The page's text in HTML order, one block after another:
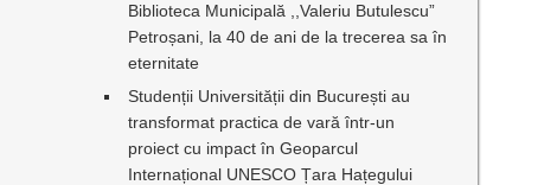
Biblioteca Municipală ,,Valeriu Butulescu”
Petroșani, la 40 de ani de la trecerea sa în
eternitate
Studenții Universității din București au
transformat practica de vară într-un
proiect cu impact în Geoparcul
Internațional UNESCO Țara Hațegului